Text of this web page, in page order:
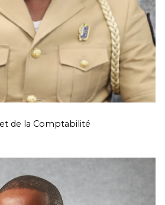
de la Comptabilité